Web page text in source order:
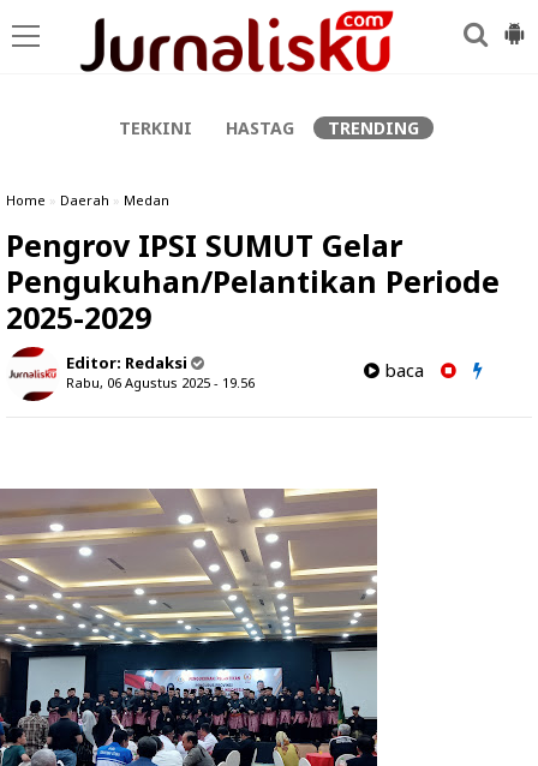
TERKINI HASTAG TRENDING
Home » Daerah » Medan
Pengrov IPSI SUMUT Gelar
Pengukuhan/Pelantikan Periode
2025-2029
Editor: Redaksi
Rabu, 06 Agustus 2025 - 19.56
baca